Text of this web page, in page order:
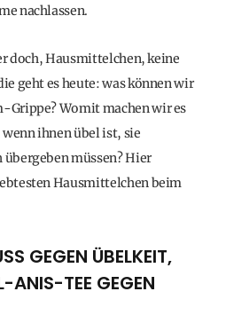
nachlassen.
doch, Hausmittelchen, keine
geht es heute: was können wir
Grippe? Womit machen wir es
ihnen übel ist, sie
übergeben müssen? Hier
Hausmittelchen beim
GEGEN ÜBELKEIT,
ANIS-TEE GEGEN